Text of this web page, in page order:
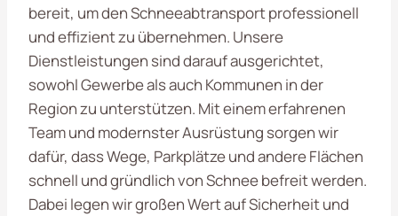
bereit, um den Schneeabtransport professionell
und effizient zu übernehmen. Unsere
Dienstleistungen sind darauf ausgerichtet,
sowohl Gewerbe als auch Kommunen in der
Region zu unterstützen. Mit einem erfahrenen
Team und modernster Ausrüstung sorgen wir
dafür, dass Wege, Parkplätze und andere Flächen
schnell und gründlich von Schnee befreit werden.
Dabei legen wir großen Wert auf Sicherheit und